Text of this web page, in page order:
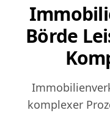
Börde
komplexer